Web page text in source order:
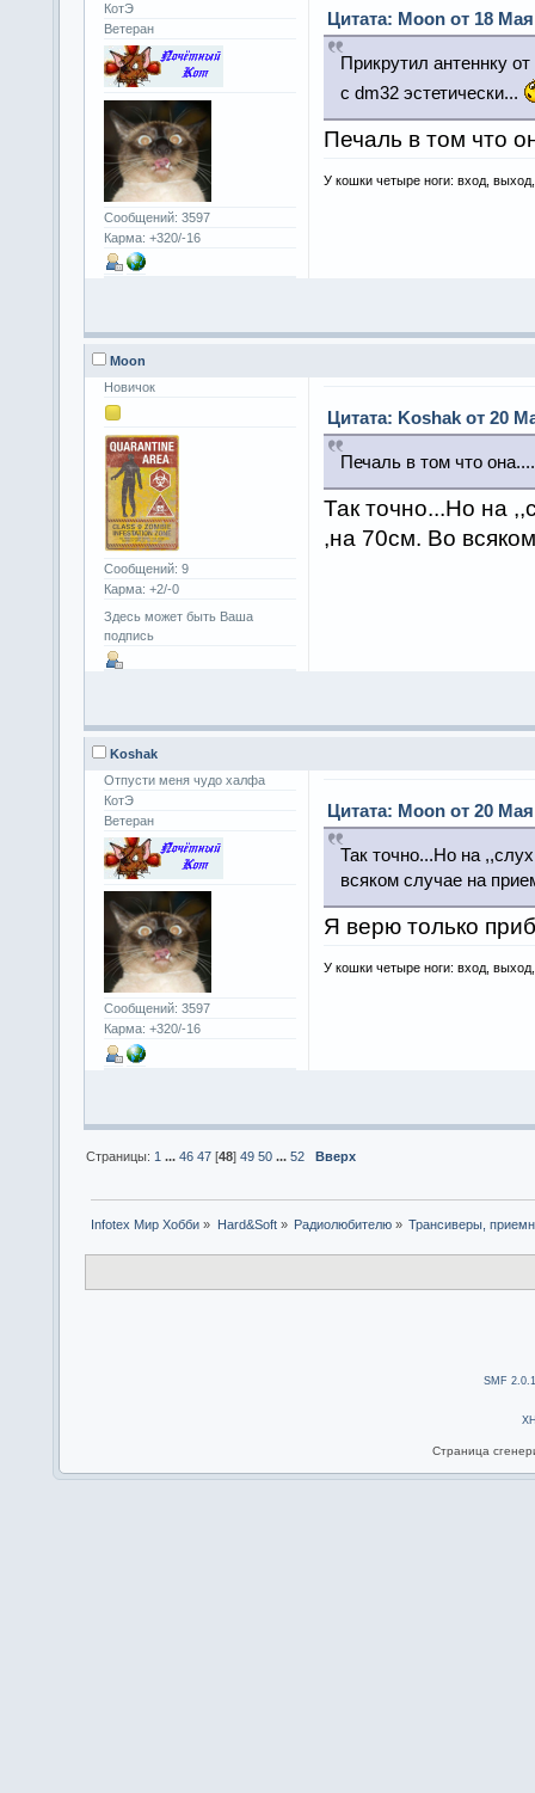
КотЭ
Ветеран
Сообщений: 3597
Карма: +320/-16
Цитата: Moon от 18
Прикрутил антеннку
с dm32 эстетически...
Печаль в том что
У кошки четыре ноги: вход,
Moon
Новичок
Сообщений: 9
Карма: +2/-0
Здесь может быть Ваша
подпись
Цитата: Koshak от 20
Печаль в том что она....
Так точно...Но на
,на 70см. Во
Koshak
Отпусти меня чудо халфа
КотЭ
Ветеран
Сообщений: 3597
Карма: +320/-16
Цитата: Moon от 20
Так точно...Но на
всяком случае на
Я верю только
У кошки четыре ноги: вход,
Страницы: 1 ...46 47 [48]49 50 ...52 Вверх
Infotex Мир Хобби » Hard&Soft» Радиолюбителю» Трансиверы,
SMF
Страница